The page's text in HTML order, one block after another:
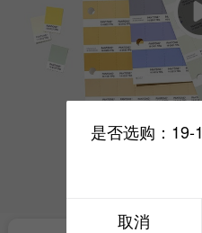
是否选购：19-
取消